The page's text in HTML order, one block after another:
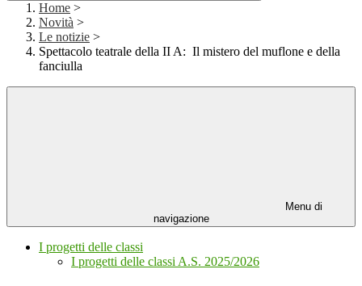
Home >
Novità >
Le notizie >
Spettacolo teatrale della II A: Il mistero del muflone e della
fanciulla
Menu di
navigazione
I progetti delle classi
I progetti delle classi A.S. 2025/2026